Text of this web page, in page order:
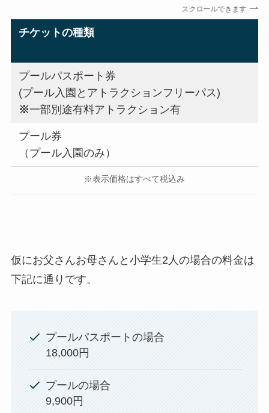
スクロールできます
チケットの種類
プールパスポート券
(プール入園とアトラクションフリーパス)
※一部別途有料アトラクション有
プール券
（プール入園のみ）
※表示価格はすべて税込み
仮にお父さんお母さんと小学生2人の場合の料金は
下記に通りです。
プールパスポートの場合
18,000円
プールの場合
9,900円